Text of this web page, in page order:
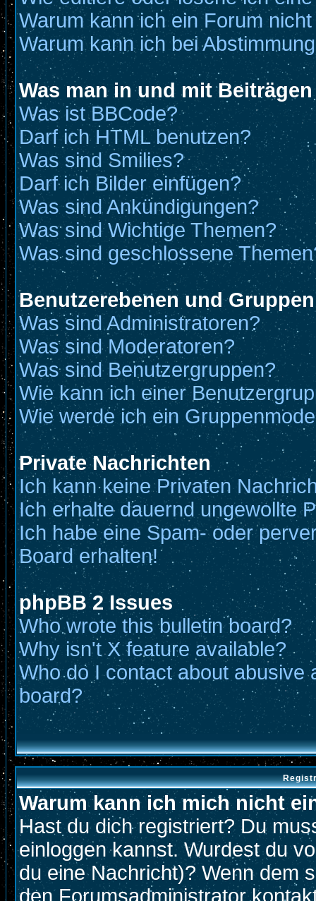
Warum kann ich ein Forum
Warum kann ich bei
Was man in und mit
Was ist BBCode?
Darf ich HTML benutzen?
Was sind Smilies?
Darf ich Bilder einfügen?
Was sind Ankündigungen?
Was sind Wichtige Themen?
Was sind geschlossene
Benutzerebenen und Gruppen
Was sind Administratoren?
Was sind Moderatoren?
Was sind Benutzergruppen?
Wie kann ich einer
Wie werde ich ein
Private Nachrichten
Ich kann keine Privaten
Ich erhalte dauernd ungewollte
Ich habe eine Spam- oder
Board erhalten!
phpBB 2 Issues
Who wrote this bulletin board?
Why isn't X feature available?
Who do I contact about abusive
board?
Warum kann ich mich nicht
Hast du dich registriert? Du
einloggen kannst. Wurdest du
du eine Nachricht)? Wenn dem
den Forumsadministrator